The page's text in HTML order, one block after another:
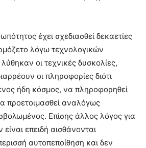
έχει σχεδιασθεί δεκαετίες
λόγω τεχνολογικών
οι τεχνικές δυσκολίες,
οι πληροφορίες διότι
ήδη κόσμος, να πληροφορηθεί
προετοιμασθεί αναλόγως
Επίσης άλλος λόγος για
επειδή αισθάνονται
αυτοπεποίθηση και δεν